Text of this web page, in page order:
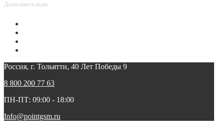
Дополнительно
Россия, г. Тольятти, 40 Лет Победы 9
8 800 200 77 63
ПН-ПТ: 09:00 - 18:00
Info@pointgsm.ru